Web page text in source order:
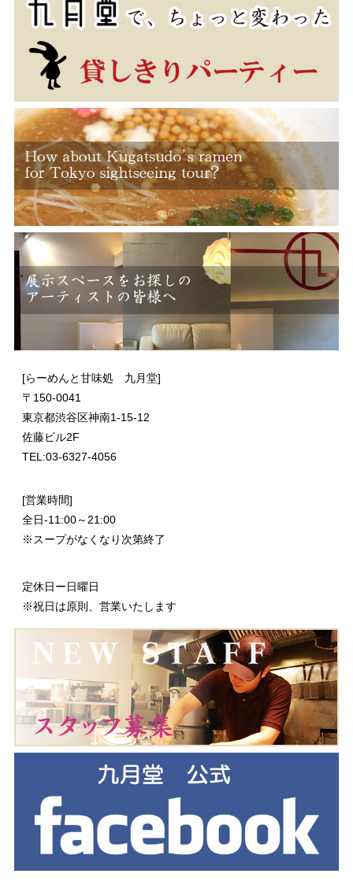
[らーめんと甘味処 九月堂]
〒 150-0041
東京都渋谷区神南1-15-12
佐藤ビル2F
TEL:03-6327-4056
[営業時間]
全日-11:00～21:00
※スープがなくなり次第終了
定休日ー日曜日
※祝日は原則、営業いたします